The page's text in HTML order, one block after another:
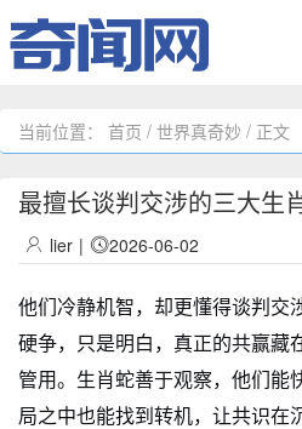
当前位置： 首页 / 世界真奇妙 / 正文
最擅长谈判交涉的三大生
lier | 2026-06-02
他们冷静机智，却更懂得谈判交
硬争，只是明白，真正的共赢藏
管用。生肖蛇善于观察，他们能
局之中也能找到转机，让共识在